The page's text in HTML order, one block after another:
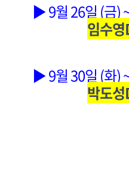
▶ 9월 26일 (금)
임수
▶ 9월 30일 (화)
박도